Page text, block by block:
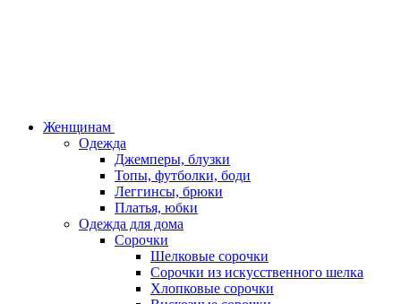
Женщинам
Одежда
Джемперы, блузки
Топы, футболки, боди
Леггинсы, брюки
Платья, юбки
Одежда для дома
Сорочки
Шелковые сорочки
Сорочки из искусственного шелка
Хлопковые сорочки